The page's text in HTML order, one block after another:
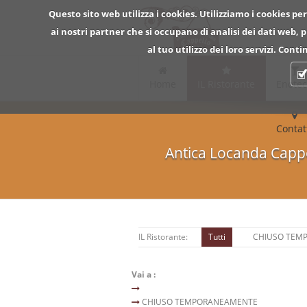
Questo sito web utilizza i cookies. Utilizziamo i cookies
ai nostri partner che si occupano di analisi dei dati
al tuo utilizzo dei loro servizi.
Antica Locanda
IL Ristorante: Tutti CHIUSO
Vai a :
CHIUSO TEMPORANEAMENTE